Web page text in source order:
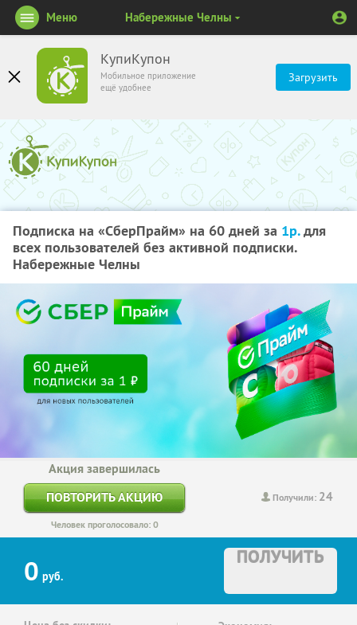
КупиКупон
Мобильное приложение
ещё удобнее
Загрузить
Меню Набережные Челны
Подписка на «СберПрайм» на 60 дней за 1р.для
всех пользователей без активной подписки.
Набережные Челны
Получили: 24
Акция завершилась
ПОВТОРИТЬ АКЦИЮ
Человек проголосовало: 0
0 руб.
ПОЛУЧИТЬ